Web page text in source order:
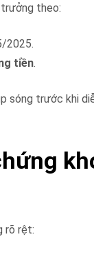
theo:
2025.
tiền.
sóng trước khi
rõ rệt: